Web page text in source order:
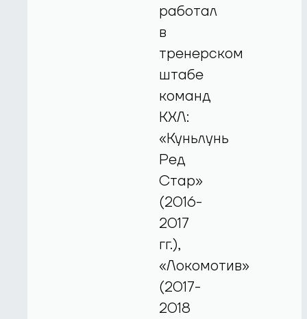
работал
в
тренерском
штабе
команд
КХЛ:
«Куньлунь
Ред
Стар»
(2016-
2017
гг.),
«Локомотив»
(2017-
2018